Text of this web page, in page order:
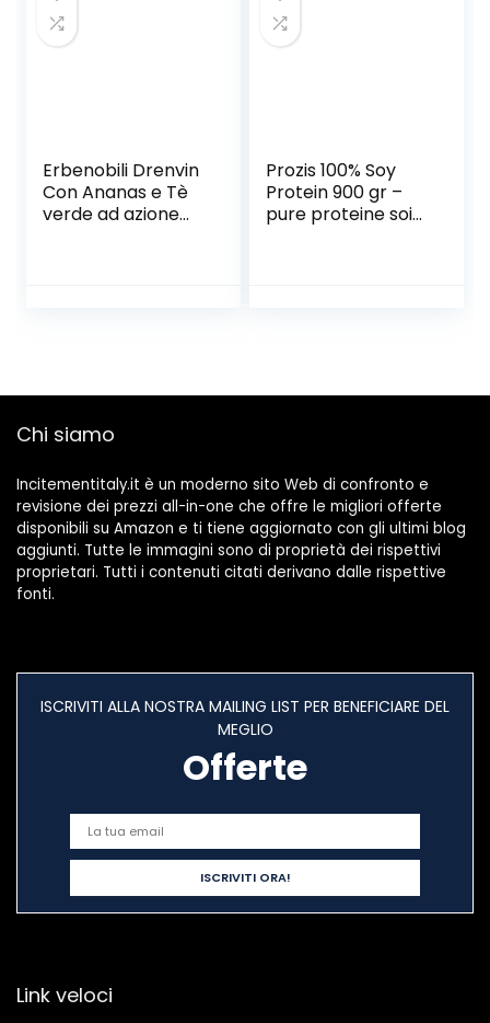
Proteine, Calcio e
HMB, Confezione
Erbenobili Drenvin
Con Ananas e Tè
verde ad azione
Prozis 100% Soy
Protein 900 gr –
pure proteine soia
Chi siamo
Incitementitaly.it è un moderno sito Web di confronto e
revisione dei prezzi all-in-one che offre le migliori offerte
disponibili su Amazon e ti tiene aggiornato con gli ultimi blog
aggiunti. Tutte le immagini sono di proprietà dei rispettivi
proprietari. Tutti i contenuti citati derivano dalle rispettive
fonti.
ISCRIVITI ALLA NOSTRA MAILING LIST PER BENEFICIARE DEL
MEGLIO
Offerte
Link veloci